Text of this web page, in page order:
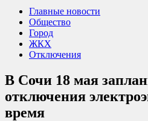
Главные новости
Общество
Город
ЖКХ
Отключения
В Сочи 18 мая
отключения
время